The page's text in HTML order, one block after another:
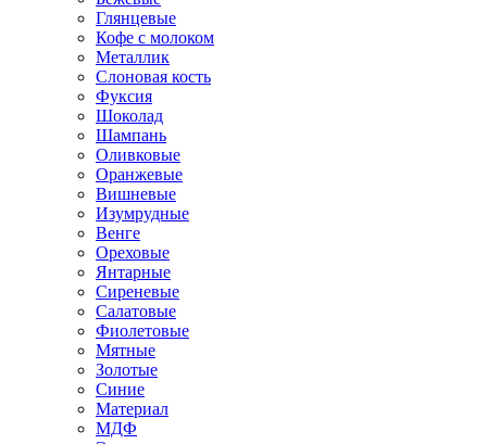
Глянцевые
Кофе с молоком
Металлик
Слоновая кость
Фуксия
Шоколад
Шампань
Оливковые
Оранжевые
Вишневые
Изумрудные
Венге
Ореховые
Янтарные
Сиреневые
Салатовые
Фиолетовые
Мятные
Золотые
Синие
Материал
МДФ